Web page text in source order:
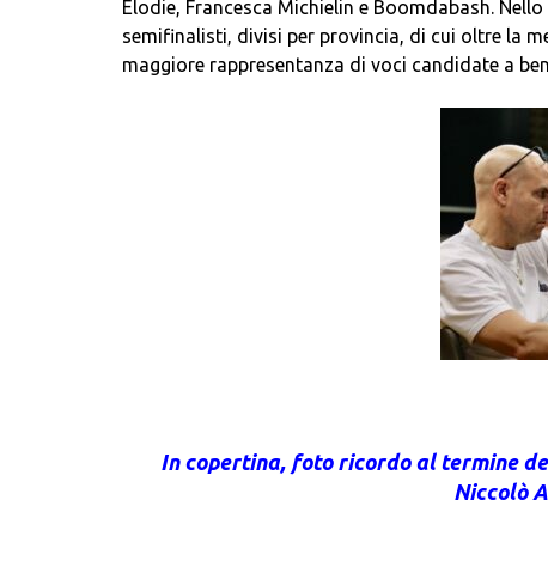
Elodie, Francesca Michielin e Boomdabash.
semifinalisti, divisi per provincia, di cui oltre la
maggiore rappresentanza di voci candidate a
In copertina, foto ricordo al termine
Niccolò